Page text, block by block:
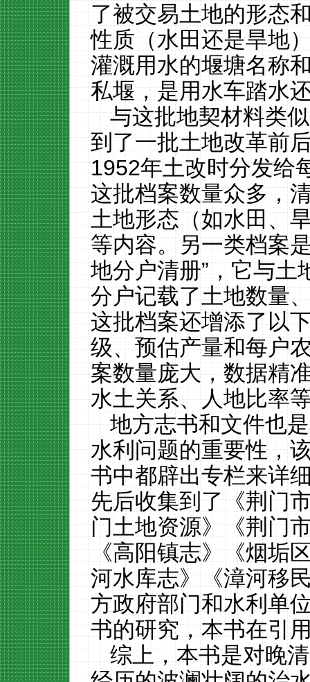
了被交易土地的形态
性质（水田还是旱地
灌溉用水的堰塘名称
私堰，是用水车踏水
与这批地契材料类
到了一批土地改革前
1952年土改时分发给
这批档案数量众多，
土地形态（如水田、
等内容。另一类档案
地分户清册”，它与土
分户记载了土地数量
这批档案还增添了以
级、预估产量和每户
案数量庞大，数据精
水土关系、人地比率
地方志书和文件也
水利问题的重要性，
书中都辟出专栏来详
先后收集到了《荆门
门土地资源》《荆门
《高阳镇志》《烟垢
河水库志》《漳河移
方政府部门和水利单
书的研究，本书在引
综上，本书是对晚